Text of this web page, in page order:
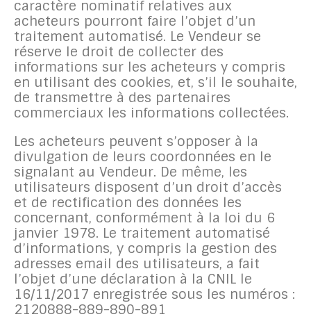
caractère nominatif relatives aux
acheteurs pourront faire l’objet d’un
traitement automatisé. Le Vendeur se
réserve le droit de collecter des
informations sur les acheteurs y compris
en utilisant des cookies, et, s’il le souhaite,
de transmettre à des partenaires
commerciaux les informations collectées.
Les acheteurs peuvent s’opposer à la
divulgation de leurs coordonnées en le
signalant au Vendeur. De même, les
utilisateurs disposent d’un droit d’accès
et de rectification des données les
concernant, conformément à la loi du 6
janvier 1978. Le traitement automatisé
d’informations, y compris la gestion des
adresses email des utilisateurs, a fait
l’objet d’une déclaration à la CNIL le
16/11/2017 enregistrée sous les numéros :
2120888-889-890-891